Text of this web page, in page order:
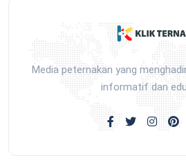
Media peternakan yang
informatif dan